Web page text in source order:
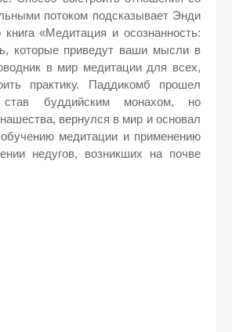
потоком подсказывает Энди
«Медитация и осознанность:
которые приведут ваши мысли в
в мир медитации для всех,
практику. Паддикомб прошел
буддийским монахом, но
вернулся в мир и основал
медитации и применению
недугов, возникших на почве